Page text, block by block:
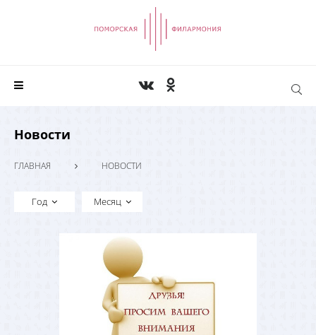
Новости
ГЛАВНАЯ НОВОСТИ
Год Месяц